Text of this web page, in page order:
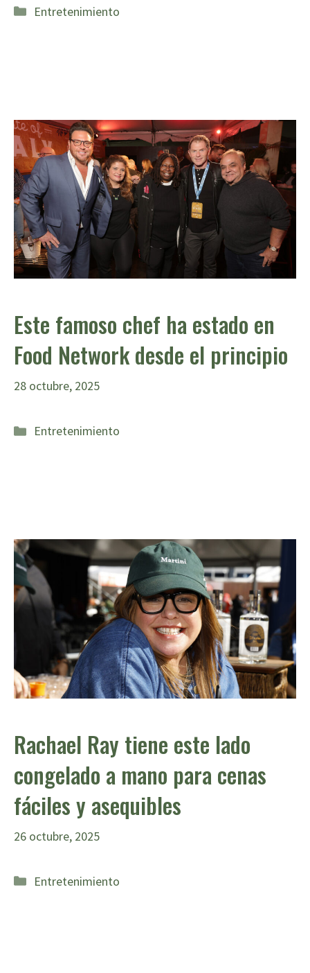
Categorías
Entretenimiento
Este famoso chef ha estado en
Food Network desde el principio
28 octubre, 2025
Categorías
Entretenimiento
Rachael Ray tiene este lado
congelado a mano para cenas
fáciles y asequibles
26 octubre, 2025
Categorías
Entretenimiento